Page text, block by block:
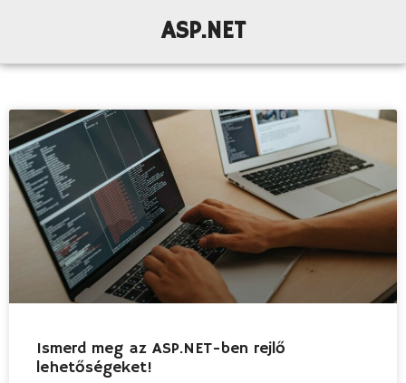
ASP.NET
Ismerd meg az ASP.NET-ben rejlő
lehetőségeket!